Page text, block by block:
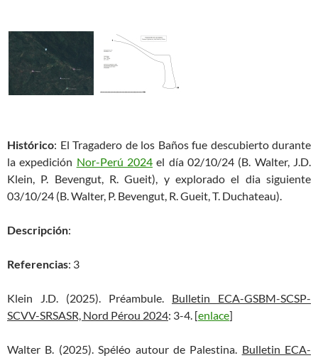
Histórico: El Tragadero de los Baños fue descubierto durante
la expedición Nor-Perú 2024 el día 02/10/24 (B. Walter, J.D.
Klein, P. Bevengut, R. Gueit), y explorado el dia siguiente
03/10/24 (B. Walter, P. Bevengut, R. Gueit, T. Duchateau).
Descripción:
Referencias: 3
Klein J.D. (2025). Préambule. Bulletin ECA-GSBM-SCSP-
SCVV-SRSASR, Nord Pérou 2024: 3-4. [enlace]
Walter B. (2025). Spéléo autour de Palestina. Bulletin ECA-